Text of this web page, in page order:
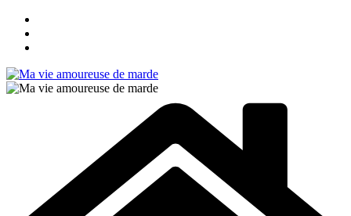
Passer
contenu